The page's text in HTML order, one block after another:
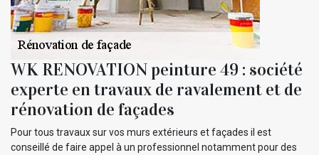
WK RENOVATION peinture 49 : société
experte en travaux de ravalement et de
rénovation de façades
Pour tous travaux sur vos murs extérieurs et façades il est
conseillé de faire appel à un professionnel notamment pour des